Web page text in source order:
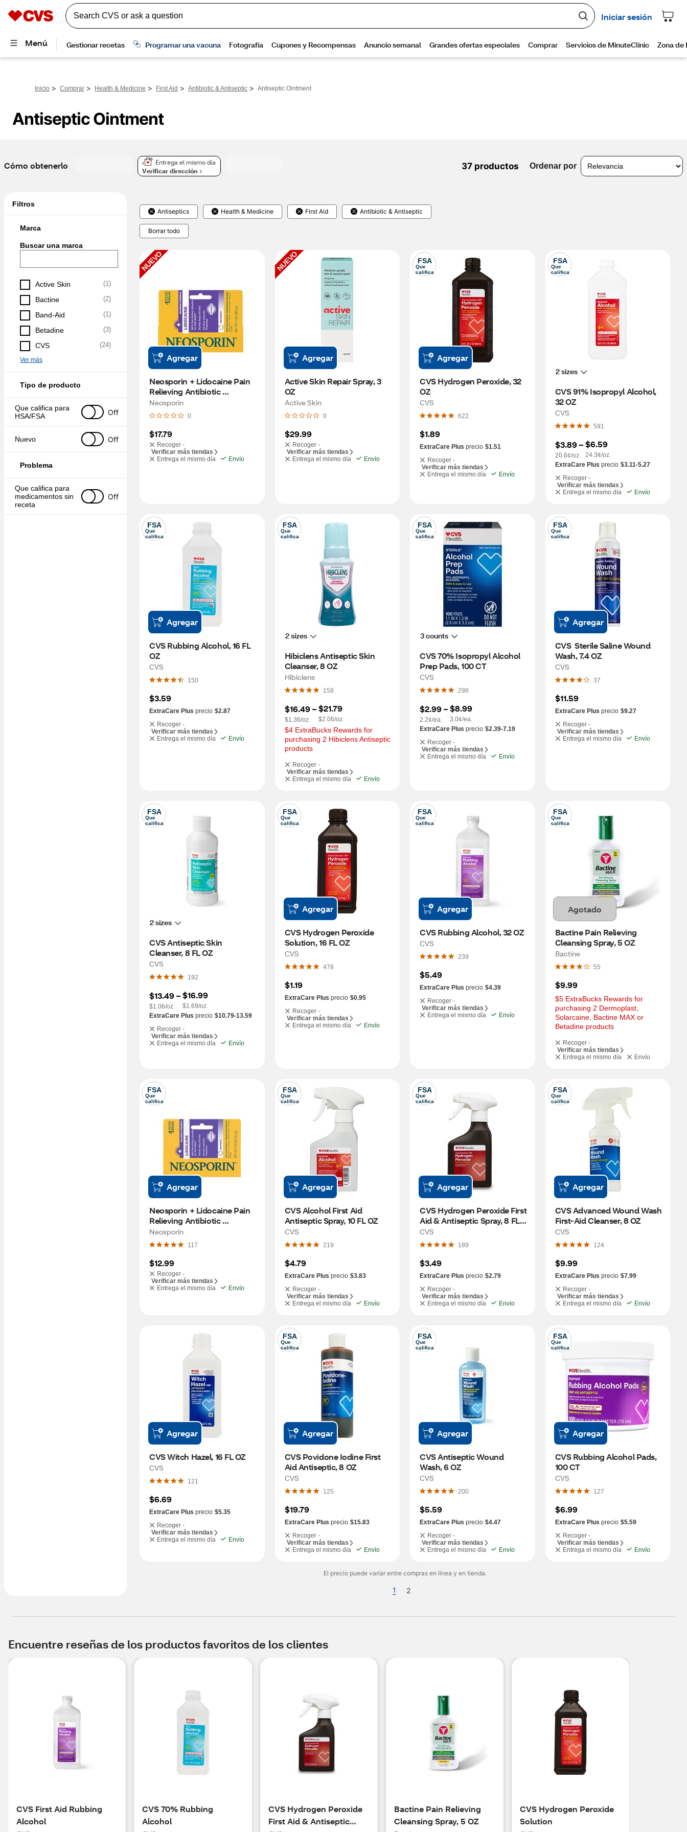
Inicio > Comprar > Health & Medicine > First Aid > Antibiotic & Antiseptic > Antiseptic Ointment
Antiseptic Ointment
Cómo obtenerlo
Entrega el mismo día
Verificar dirección
37 productos Ordenar por
Filtros
Marca
Buscar una marca
Active Skin (1)
Bactine (2)
Band-Aid (1)
Betadine (3)
CVS (24)
Ver más
Tipo de producto
Que califica para
HSA/FSA
Off
Nuevo Off
Problema
Que califica para
medicamentos sin
receta
Off
Antiseptics Health & Medicine First Aid Antibiotic & Antiseptic
Borrar todo
NUEVO
Agregar
Neosporin + Lidocaine Pain
Relieving Antibiotic
Ointment, 1 OZ
Neosporin
0
$17.79
Recoger -
Verificar más tiendas
Entrega el mismo día
Envío
NUEVO
Agregar
Active Skin Repair Spray, 3
OZ
Active Skin
0
$29.99
Recoger -
Verificar más tiendas
Entrega el mismo día
Envío
FSA
Que
califica
Agregar
CVS Hydrogen Peroxide, 32
OZ
CVS
622
$1.89
ExtraCare Plus precio $1.51
Recoger -
Verificar más tiendas
Entrega el mismo día
Envío
FSA
Que
califica
2 sizes
CVS 91% Isopropyl Alcohol,
32 OZ
CVS
591
$3.89 –
20.6¢/oz.
$6.59
24.3¢/oz.
ExtraCare Plus precio $3.11-5.27
Recoger -
Verificar más tiendas
Entrega el mismo día
Envío
FSA
Que
califica
Agregar
CVS Rubbing Alcohol, 16 FL
OZ
CVS
150
$3.59
ExtraCare Plus precio $2.87
Recoger -
Verificar más tiendas
Entrega el mismo día
Envío
FSA
Que
califica
2 sizes
Hibiclens Antiseptic Skin
Cleanser, 8 OZ
Hibiclens
158
$16.49 –
$1.36/oz.
$21.79
$2.06/oz.
$4 ExtraBucks Rewards for
purchasing 2 Hibiclens Antiseptic
products
Recoger -
Verificar más tiendas
Entrega el mismo día
Envío
FSA
Que
califica
3 counts
CVS 70% Isopropyl Alcohol
Prep Pads, 100 CT
CVS
298
$2.99 –
2.2¢/ea.
$8.99
3.0¢/ea.
ExtraCare Plus precio $2.39-7.19
Recoger -
Verificar más tiendas
Entrega el mismo día
Envío
FSA
Que
califica
Agregar
CVS  Sterile Saline Wound
Wash, 7.4 OZ
CVS
37
$11.59
ExtraCare Plus precio $9.27
Recoger -
Verificar más tiendas
Entrega el mismo día
Envío
FSA
Que
califica
2 sizes
CVS Antiseptic Skin
Cleanser, 8 FL OZ
CVS
192
$13.49 –
$1.06/oz.
$16.99
$1.69/oz.
ExtraCare Plus precio $10.79-13.59
Recoger -
Verificar más tiendas
Entrega el mismo día
Envío
FSA
Que
califica
Agregar
CVS Hydrogen Peroxide
Solution, 16 FL OZ
CVS
478
$1.19
ExtraCare Plus precio $0.95
Recoger -
Verificar más tiendas
Entrega el mismo día
Envío
FSA
Que
califica
Agregar
CVS Rubbing Alcohol, 32 OZ
CVS
239
$5.49
ExtraCare Plus precio $4.39
Recoger -
Verificar más tiendas
Entrega el mismo día
Envío
FSA
Que
califica
Agotado
Bactine Pain Relieving
Cleansing Spray, 5 OZ
Bactine
55
$9.99
$5 ExtraBucks Rewards for
purchasing 2 Dermoplast,
Solarcaine, Bactine MAX or
Betadine products
Recoger -
Verificar más tiendas
Entrega el mismo día
Envío
FSA
Que
califica
Agregar
Neosporin + Lidocaine Pain
Relieving Antibiotic
Ointment, 0.5 OZ
Neosporin
117
$12.99
Recoger -
Verificar más tiendas
Entrega el mismo día
Envío
FSA
Que
califica
Agregar
CVS Alcohol First Aid
Antiseptic Spray, 10 FL OZ
CVS
219
$4.79
ExtraCare Plus precio $3.83
Recoger -
Verificar más tiendas
Entrega el mismo día
Envío
FSA
Que
califica
Agregar
CVS Hydrogen Peroxide First
Aid & Antiseptic Spray, 8 FL
OZ
CVS
189
$3.49
ExtraCare Plus precio $2.79
Recoger -
Verificar más tiendas
Entrega el mismo día
Envío
FSA
Que
califica
Agregar
CVS Advanced Wound Wash
First-Aid Cleanser, 8 OZ
CVS
124
$9.99
ExtraCare Plus precio $7.99
Recoger -
Verificar más tiendas
Entrega el mismo día
Envío
Agregar
CVS Witch Hazel, 16 FL OZ
CVS
121
$6.69
ExtraCare Plus precio $5.35
Recoger -
Verificar más tiendas
Entrega el mismo día
Envío
FSA
Que
califica
Agregar
CVS Povidone Iodine First
Aid Antiseptic, 8 OZ
CVS
125
$19.79
ExtraCare Plus precio $15.83
Recoger -
Verificar más tiendas
Entrega el mismo día
Envío
FSA
Que
califica
Agregar
CVS Antiseptic Wound
Wash, 6 OZ
CVS
200
$5.59
ExtraCare Plus precio $4.47
Recoger -
Verificar más tiendas
Entrega el mismo día
Envío
FSA
Que
califica
Agregar
CVS Rubbing Alcohol Pads,
100 CT
CVS
127
$6.99
ExtraCare Plus precio $5.59
Recoger -
Verificar más tiendas
Entrega el mismo día
Envío
El precio puede variar entre compras en línea y en tienda.
1 2
Encuentre reseñas de los productos favoritos de los clientes
CVS First Aid Rubbing
Alcohol
CVS 70% Rubbing
Alcohol
CVS Hydrogen Peroxide
First Aid & Antiseptic
Bactine Pain Relieving
Cleansing Spray, 5 OZ
CVS Hydrogen Peroxide
Solution